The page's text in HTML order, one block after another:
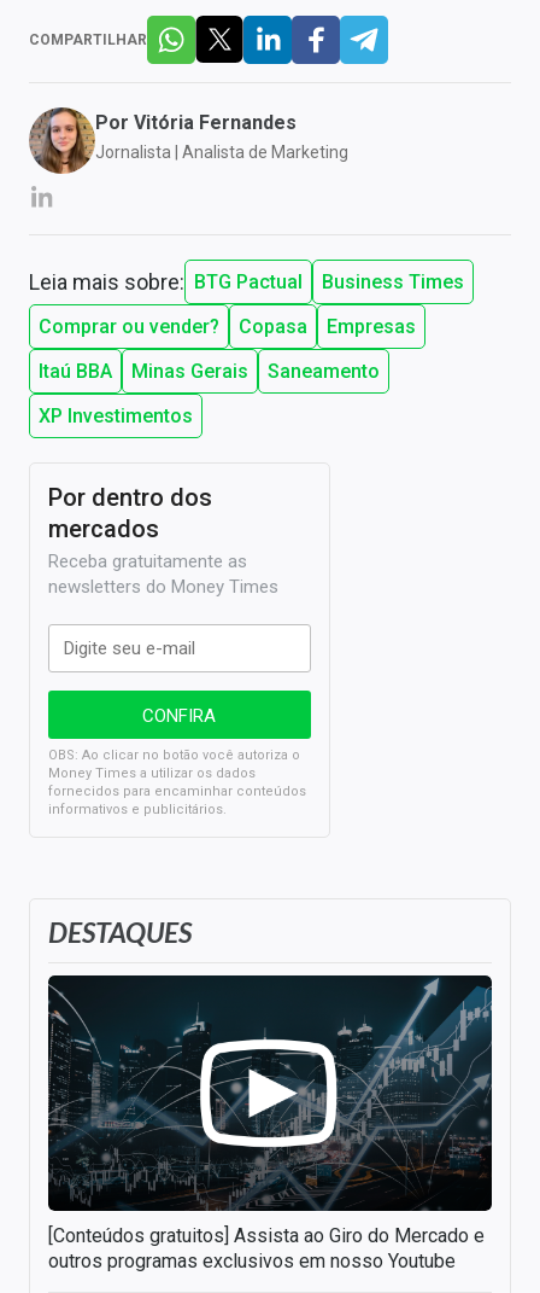
COMPARTILHAR
Por Vitória Fernandes
Jornalista | Analista de Marketing
Leia mais sobre: BTG Pactual
Business Times
Comprar ou vender?
Copasa
Empresas
Itaú BBA
Minas Gerais
Saneamento
XP Investimentos
DESTAQUES
[Conteúdos gratuitos] Assista ao Giro do Mercado e
outros programas exclusivos em nosso Youtube
Por dentro dos
mercados
Receba gratuitamente as
newsletters do Money Times
OBS: Ao clicar no botão você autoriza o
Money Times a utilizar os dados
fornecidos para encaminhar conteúdos
informativos e publicitários.